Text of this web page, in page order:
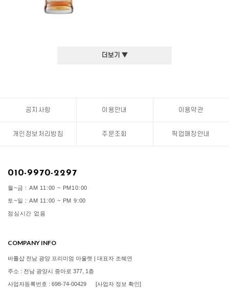
더보기 ▼
공지사항 이용안내 이용약관
개인정보처리방침 주문조회 픽업매장안내
010-9970-2297
월~금 : AM 11:00 ~ PM10:00
토~일 : AM 11:00 ~ PM 9:00
점심시간 없음
COMPANY INFO
바틀샵 전남 광양 프리미엄 아울렛 | 대표자 조혜연
주소 : 전남 광양시 중마로 377, 1층
사업자등록번호 : 698-74-00429 [사업자 정보 확인]